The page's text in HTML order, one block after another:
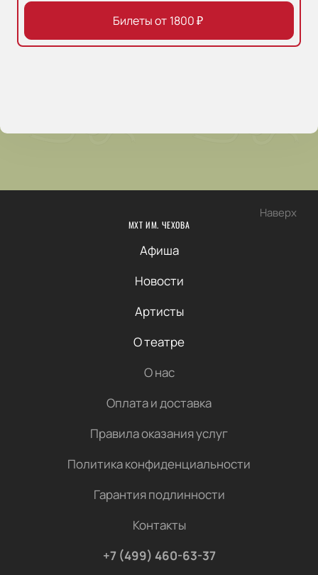
Билеты от 1800₽
Наверх
МХТ ИМ. ЧЕХОВА
Афиша
Новости
Артисты
О театре
О нас
Оплата и доставка
Правила оказания услуг
Политика конфиденциальности
Гарантия подлинности
Контакты
+7 (499) 460-63-37